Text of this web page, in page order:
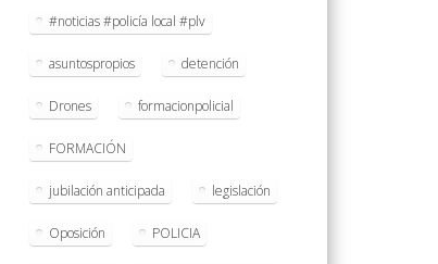
#noticias #policía local #plv
asuntospropios detención
Drones formacionpolicial
FORMACIÓN
jubilación anticipada legislación
Oposición POLICIA